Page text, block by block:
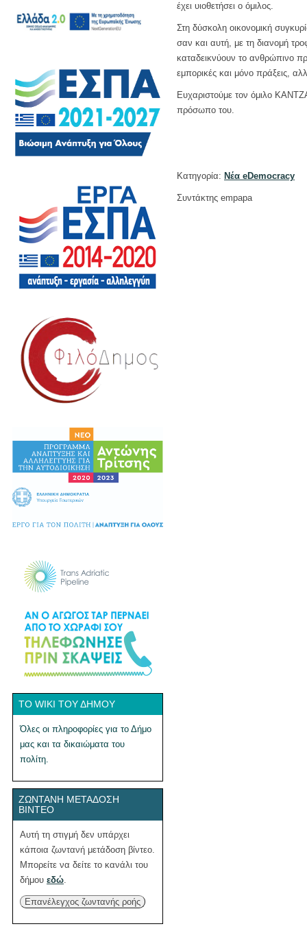
ΤΟ WIKI ΤΟΥ ΔΉΜΟΥ
Όλες οι πληροφορίες για το Δήμο
μας και τα δικαιώματα του
πολίτη.
ΖΩΝΤΑΝΉ ΜΕΤΆΔΟΣΗ
ΒΊΝΤΕΟ
Αυτή τη στιγμή δεν υπάρχει
κάποια ζωντανή μετάδοση βίντεο.
Μπορείτε να δείτε το κανάλι του
δήμου εδώ
Επανέλεγχος ζωντανής ροής
έχει υιοθετήσει ο όμιλος.
Στη δύσκολη οικονομική
σαν και αυτή, με τη διανομή
καταδεικνύουν το ανθρώπινο
εμπορικές και μόνο πράξεις,
Ευχαριστούμε τον όμιλο
πρόσωπο του.
Κατηγορία: Νέα eDemocracy
Συντάκτης empapa